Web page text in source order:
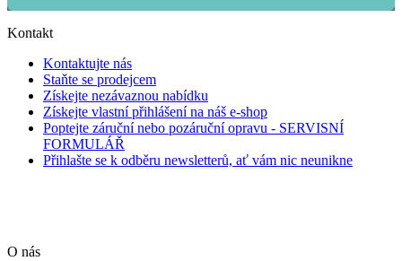
Kontakt
Kontaktujte nás
Staňte se prodejcem
Získejte nezávaznou nabídku
Získejte vlastní přihlášení na náš e-shop
Poptejte záruční nebo pozáruční opravu - SERVISNÍ
FORMULÁŘ
Přihlašte se k odběru newsletterů, ať vám nic neunikne
O nás